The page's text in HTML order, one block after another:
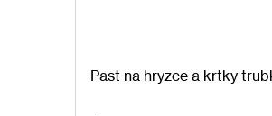
Past na hryzce a krtky